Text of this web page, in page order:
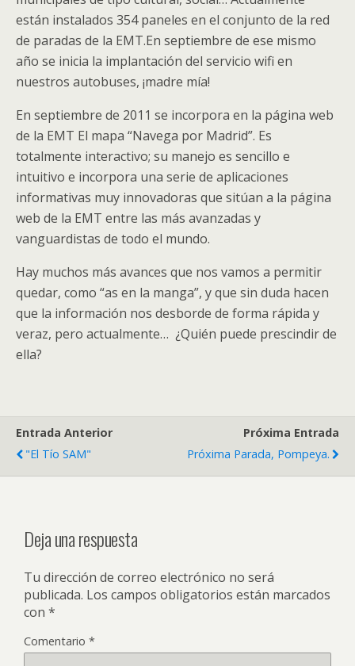
están instalados 354 paneles en el conjunto de la red
de paradas de la EMT.En septiembre de ese mismo
año se inicia la implantación del servicio wifi en
nuestros autobuses, ¡madre mía!
En septiembre de 2011 se incorpora en la página web
de la EMT El mapa “Navega por Madrid”. Es
totalmente interactivo; su manejo es sencillo e
intuitivo e incorpora una serie de aplicaciones
informativas muy innovadoras que sitúan a la página
web de la EMT entre las más avanzadas y
vanguardistas de todo el mundo.
Hay muchos más avances que nos vamos a permitir
quedar, como “as en la manga”, y que sin duda hacen
que la información nos desborde de forma rápida y
veraz, pero actualmente… ¿Quién puede prescindir de
ella?
Entrada Anterior
"El Tío SAM"
Próxima Entrada
Próxima Parada, Pompeya.
Deja una respuesta
Tu dirección de correo electrónico no será
publicada. Los campos obligatorios están marcados
con *
Comentario *